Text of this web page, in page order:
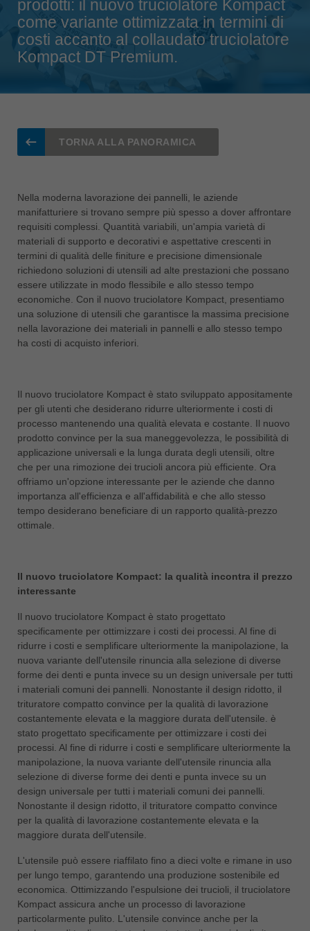
Singapore
english
Slovenija
slovenski
Taiwan
english
USA
english
Việt Nam
中国
中文
ประเทศไทย
ไทย
prodotti: il nuovo truciolatore Kompact
come variante ottimizzata in termini di
costi accanto al collaudato truciolatore
Kompact DT Premium.
TORNA ALLA PANORAMICA
Nella moderna lavorazione dei pannelli, le aziende
manifatturiere si trovano sempre più spesso a dover affrontare
requisiti complessi. Quantità variabili, un'ampia varietà di
materiali di supporto e decorativi e aspettative crescenti in
termini di qualità delle finiture e precisione dimensionale
richiedono soluzioni di utensili ad alte prestazioni che possano
essere utilizzate in modo flessibile e allo stesso tempo
economiche. Con il nuovo truciolatore Kompact, presentiamo
una soluzione di utensili che garantisce la massima precisione
nella lavorazione dei materiali in pannelli e allo stesso tempo
ha costi di acquisto inferiori.
Il nuovo truciolatore Kompact è stato sviluppato appositamente
per gli utenti che desiderano ridurre ulteriormente i costi di
processo mantenendo una qualità elevata e costante. Il nuovo
prodotto convince per la sua maneggevolezza, le possibilità di
applicazione universali e la lunga durata degli utensili, oltre
che per una rimozione dei trucioli ancora più efficiente. Ora
offriamo un'opzione interessante per le aziende che danno
importanza all'efficienza e all'affidabilità e che allo stesso
tempo desiderano beneficiare di un rapporto qualità-prezzo
ottimale.
Il nuovo truciolatore Kompact: la qualità incontra il prezzo
interessante
Il nuovo truciolatore Kompact è stato progettato
specificamente per ottimizzare i costi dei processi. Al fine di
ridurre i costi e semplificare ulteriormente la manipolazione, la
nuova variante dell'utensile rinuncia alla selezione di diverse
forme dei denti e punta invece su un design universale per tutti
i materiali comuni dei pannelli. Nonostante il design ridotto, il
trituratore compatto convince per la qualità di lavorazione
costantemente elevata e la maggiore durata dell'utensile. è
stato progettato specificamente per ottimizzare i costi dei
processi. Al fine di ridurre i costi e semplificare ulteriormente la
manipolazione, la nuova variante dell'utensile rinuncia alla
selezione di diverse forme dei denti e punta invece su un
design universale per tutti i materiali comuni dei pannelli.
Nonostante il design ridotto, il trituratore compatto convince
per la qualità di lavorazione costantemente elevata e la
maggiore durata dell'utensile.
L'utensile può essere riaffilato fino a dieci volte e rimane in uso
per lungo tempo, garantendo una produzione sostenibile ed
economica. Ottimizzando l'espulsione dei trucioli, il truciolatore
Kompact assicura anche un processo di lavorazione
particolarmente pulito. L'utensile convince anche per la